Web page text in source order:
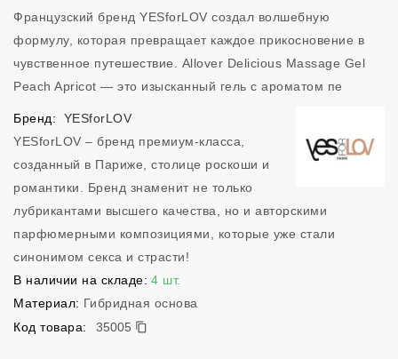
Французский бренд YESforLOV создал волшебную
формулу, которая превращает каждое прикосновение в
чувственное путешествие. Allover Delicious Massage Gel
Peach Apricot — это изысканный гель с ароматом пе
Бренд:
YESforLOV
YESforLOV – бренд премиум-класса,
созданный в Париже, столице роскоши и
романтики. Бренд знаменит не только
лубрикантами высшего качества, но и авторскими
парфюмерными композициями, которые уже стали
синонимом секса и страсти!
В наличии на складе: 4 шт.
Материал: Гибридная основа
Код товара:
35005
35005